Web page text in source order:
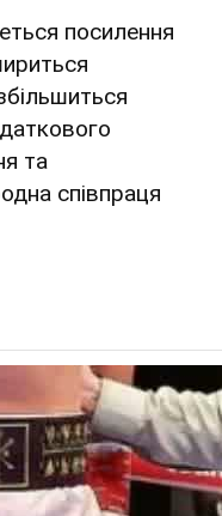
посилення
та
співпраця